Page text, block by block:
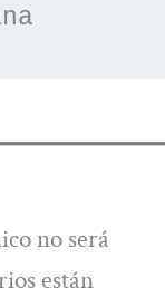
no será
están